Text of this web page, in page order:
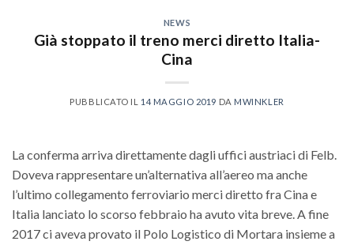
NEWS
Già stoppato il treno merci diretto Italia-
Cina
PUBBLICATO IL 14 MAGGIO 2019 DA MWINKLER
La conferma arriva direttamente dagli uffici austriaci di Felb.
Doveva rappresentare un’alternativa all’aereo ma anche
l’ultimo collegamento ferroviario merci diretto fra Cina e
Italia lanciato lo scorso febbraio ha avuto vita breve. A fine
2017 ci aveva provato il Polo Logistico di Mortara insieme a